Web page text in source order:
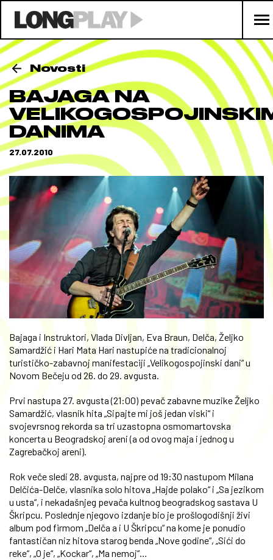
Novosti
BAJAGA NA
DANIMA
27.07.2010
Bajaga i Instruktori, Vlada Divljan, Eva Braun, Delča, Željko
Samardžić i Hari Mata Hari nastupiće na tradicionalnoj
turističko-zabavnoj manifestaciji „Velikogospojinski dani“ u
Novom Bečeju od 26. do 29. avgusta.
Prvi nastupa 27. avgusta (21:00) pevač zabavne muzike Željko
Samardžić, vlasnik hita „Sipajte mi još jedan viski“ i
svojevrsnog rekorda sa tri uzastopna osmomartovska
koncerta u Beogradskoj areni (a od ovog maja i jednog u
Zagrebačkoj areni).
Rok veče sledi 28. avgusta, najpre od 19:30 nastupom Milana
Delčića-Delče, vlasnika solo hitova „Hajde polako“ i „Sa jezikom
u usta“, i nekadašnjeg pevača kultnog beogradskog sastava U
Škripcu. Poslednje njegovo izdanje bio je prošlogodišnji živi
album pod firmom „Delča a i U Škripcu“ na kome je ponudio
fantastičan niz hitova starog benda „Nove godine“, „Sići do
reke“, „O je“, „Kockar“, „Ma nemoj“…